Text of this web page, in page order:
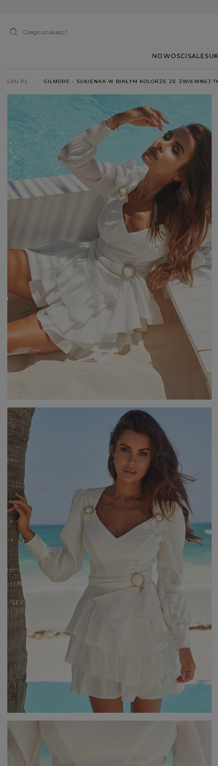
NOWOŚCI SALE
Popularne kategorie
NOWOŚCI NA WESELE BESTSELLERY ZOBACZ
CHRZEST
NA CO DZIEŃ
RANDKA
ŚWIĘTA
WALENTYNKI
WIECZOROWE
KARNAWAŁOWE
CASUALOWE
KOKTAJLOWE
KORONKOWE
DOPASOWANE
ROZKLOSZOWANE
ASYMETRYCZNE
BIZNESOWE
JEANSOWE
DZIANINOWE
Z CEKINAMI
DLA KOBIET W CIĄŻY
ZOBACZ WSZYSTKIE ODKRYJ NOWOŚCI
LOU.PL GILMORE - SUKIENKA W BIAŁYM KOLORZE ZE ZWIEWNEJ